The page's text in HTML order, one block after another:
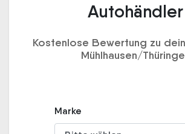
Autohändler
Kostenlose Bewertung zu
Mühlhausen/
Marke